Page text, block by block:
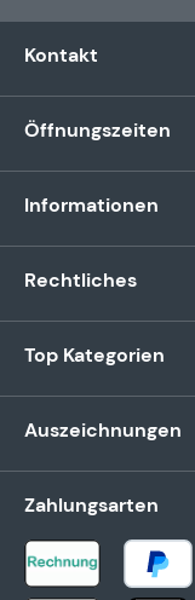
Kontakt
Öffnungszeiten
Informationen
Rechtliches
Top Kategorien
Auszeichnungen
Zahlungsarten